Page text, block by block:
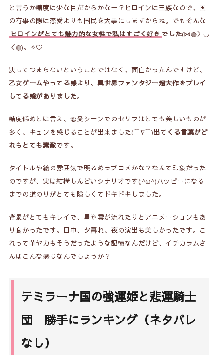
と言うか糖度は少な目だからかなー？ヒロインは王族なので、国
の有事の際は恋愛よりも国民を大事にしますからね。でもそんな
ヒロインがとても魅力的な女性で私はすごく好きでした(⋈◍＞◡
＜◍)。✧♡
決してつまらないということではなく、面白かったんですけど、
乙女ゲームやってる感より、異世界ファンタジー超大作をプレイ
してる感がありました。
糖度低めとは言え、恋愛シーンでのセリフはとても美しいものが
多く、キュンを感じることが出来ました(⌒∇⌒)出てくる言葉がど
れもとても素敵です。
タイトルや絵の雰囲気で明るめラブコメかな？なんて印象だった
のですが、実は結構しんどいシナリオです(;^ω^)ハッピーになる
までの道のりがとても険しくてドキドキしました。
背景がとてもキレイで、星や雲が流れたりとアニメーションもあ
り良かったです。日中、夕暮れ、夜の演出も美しかったです。こ
れって華ヤカもそうだったような記憶なんだけど、イチカラムさ
んはこんな感じなんでしょうか？
テミラーナ国の強運姫と悲運騎士
団 勝手にランキング（ネタバレ
なし）